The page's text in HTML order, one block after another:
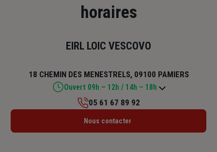
horaires
EIRL LOIC VESCOVO
18 CHEMIN DES MENESTRELS, 09100 PAMIERS
Ouvert 09h – 12h / 14h – 18h
Lundi : 09h – 12h / 14h – 18h
05 61 67 89 92
Nous contacter